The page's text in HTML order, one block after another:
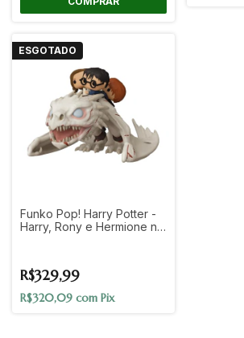
ESGOTADO
Funko Pop! Harry Potter -
Harry, Rony e Hermione no
R$329,99
R$320,09 com Pix